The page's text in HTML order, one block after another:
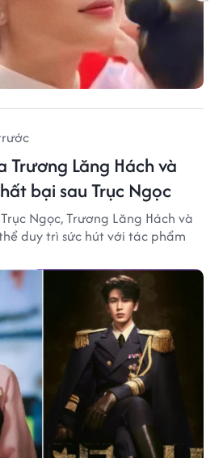
Trương Lăng Hách và
bại sau Trục Ngọc
Ngọc, Trương Lăng Hách và
duy trì sức hút với tác phẩm